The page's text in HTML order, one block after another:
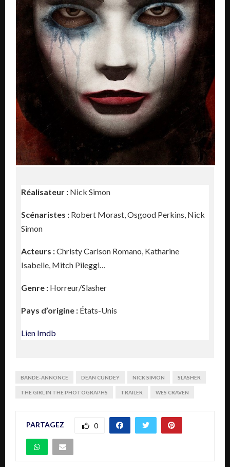
Réalisateur : Nick Simon
Scénaristes : Robert Morast, Osgood Perkins, Nick
Simon
Acteurs :Christy Carlson Romano, Katharine
Isabelle, Mitch Pileggi…
Genre : Horreur/Slasher
Pays d’origine : États-Unis
Lien Imdb
BANDE-ANNONCE DEAN CUNDEY NICK SIMON SLASHER
THE GIRL IN THE PHOTOGRAPHS TRAILER WES CRAVEN
PARTAGEZ 0